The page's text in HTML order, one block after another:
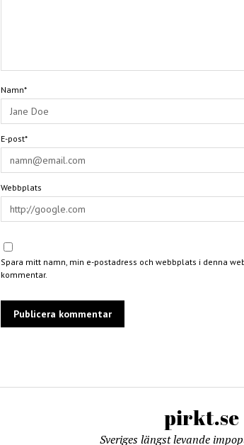
Namn*
E-post*
Webbplats
Spara mitt namn, min e-postadress och webbplats i denna
kommentar.
pirkt.se
Sveriges längst levande